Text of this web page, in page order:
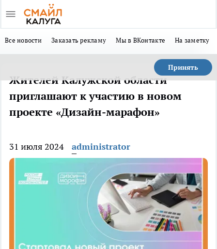
Все новости Заказать рекламу Мы в ВКонтакте На заметку
Принять
Жителей Калужской области
приглашают к участию в новом
проекте «Дизайн-марафон»
31 июля 2024 administrator